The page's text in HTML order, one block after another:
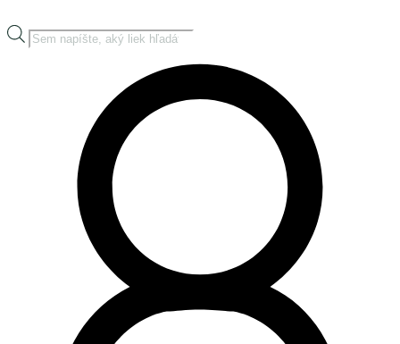
Products
search